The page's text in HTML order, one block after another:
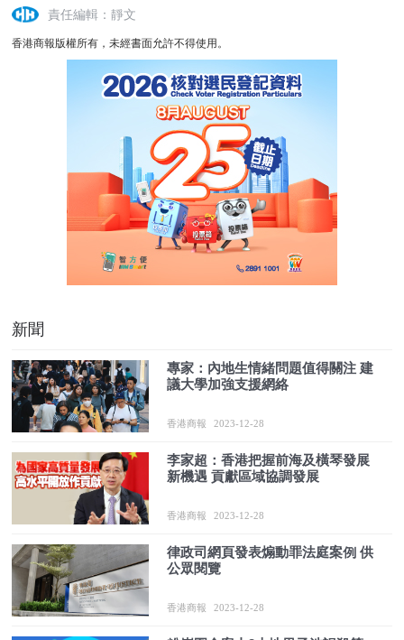
責任編輯：靜文
香港商報版權所有，未經書面允許不得使用。
新聞
專家：內地生情緒問題值得關注 建
議大學加強支援網絡
香港商報 2023-12-28
李家超：香港把握前海及橫琴發展
新機遇 貢獻區域協調發展
香港商報 2023-12-28
律政司網頁發表煽動罪法庭案例 供
公眾閱覽
香港商報 2023-12-28